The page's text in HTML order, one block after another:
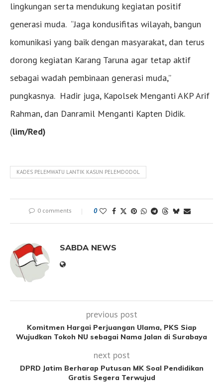
lingkungan serta mendukung kegiatan positif
generasi muda. “Jaga kondusifitas wilayah, bangun
komunikasi yang baik dengan masyarakat, dan terus
dorong kegiatan Karang Taruna agar tetap aktif
sebagai wadah pembinaan generasi muda,”
pungkasnya. Hadir juga, Kapolsek Menganti AKP Arif
Rahman, dan Danramil Menganti Kapten Didik.
(lim/Red)
KADES PELEMWATU LANTIK KASUN PELEMDODOL
0 comments 0
SABDA NEWS
previous post
Komitmen Hargai Perjuangan Ulama, PKS Siap
Wujudkan Tokoh NU sebagai Nama Jalan di Surabaya
next post
DPRD Jatim Berharap Putusan MK Soal Pendidikan
Gratis Segera Terwujud